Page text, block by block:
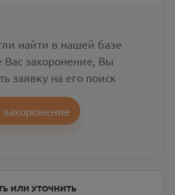
найти в нашей базе
захоронение, Вы
заявку на его поиск
ИЛИ УТОЧНИТЬ